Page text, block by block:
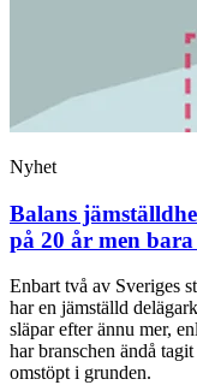
Nyhet
Balans
på 20 år men
Enbart två av Sveriges
har en jämställd
släpar efter ännu mer,
har branschen ändå
omstöpt i grunden.